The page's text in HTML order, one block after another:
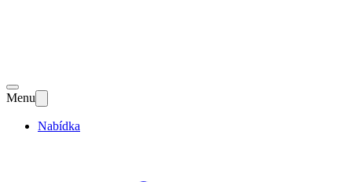
Menu
Nabídka